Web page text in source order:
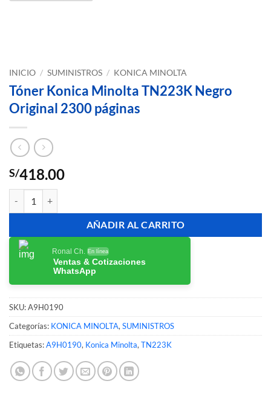
INICIO / SUMINISTROS / KONICA MINOLTA
Tóner Konica Minolta TN223K Negro
Original 2300 páginas
S/418.00
AÑADIR AL CARRITO
Ronal Ch. En línea
Ventas & Cotizaciones
WhatsApp
SKU:A9H0190
Categorías: KONICA MINOLTA, SUMINISTROS
Etiquetas:A9H0190, Konica Minolta, TN223K